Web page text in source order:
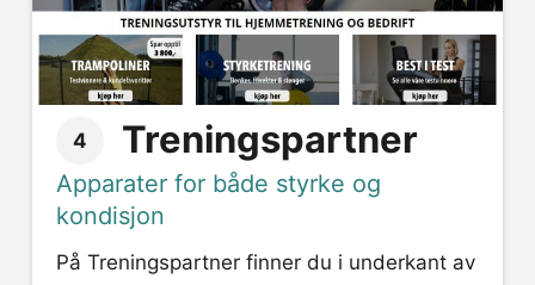
4 Treningspartner
Apparater for både styrke og
kondisjon
På Treningspartner finner du i underkant av